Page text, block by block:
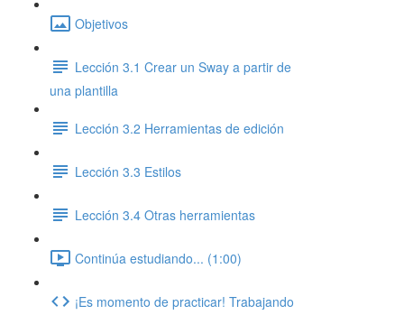
Objetivos
Lección 3.1 Crear un Sway a partir de
una plantilla
Lección 3.2 Herramientas de edición
Lección 3.3 Estilos
Lección 3.4 Otras herramientas
Continúa estudiando... (1:00)
¡Es momento de practicar! Trabajando